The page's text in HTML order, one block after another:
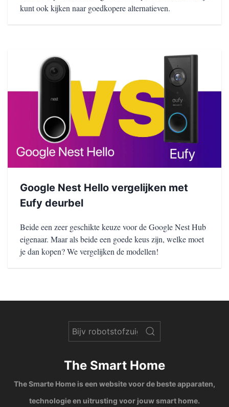
kunt ook kijken naar goedkopere alternatieven.
Google Nest Hello vergelijken met
Eufy deurbel
Beide een zeer geschikte keuze voor de Google Nest Hub
eigenaar. Maar als beide een goede keus zijn, welke moet
je dan kopen? We vergelijken de modellen!
The Smart Home
The Smarte Home is een website voor de beste apparaten,
technologie en uitrusting voor jouw smart home.